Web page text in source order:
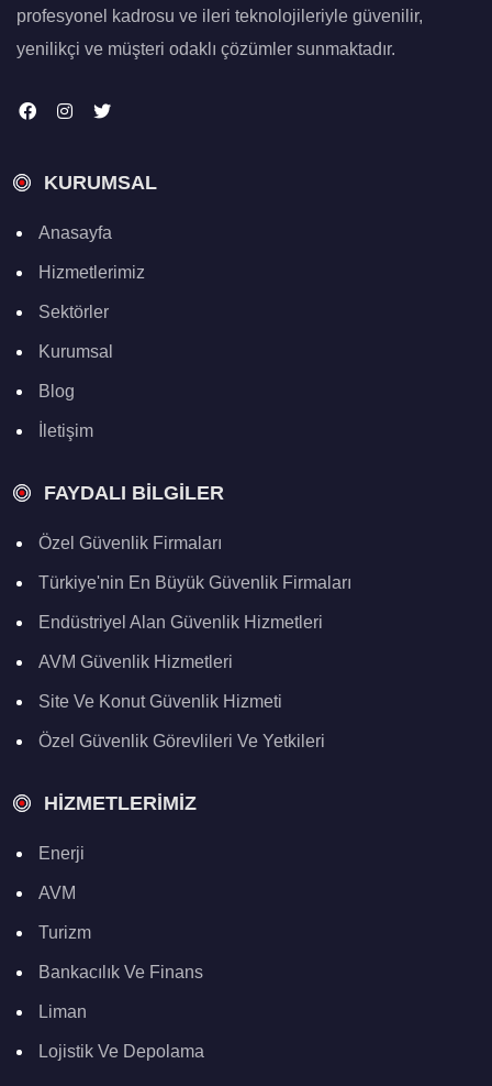
profesyonel kadrosu ve ileri teknolojileriyle güvenilir,
yenilikçi ve müşteri odaklı çözümler sunmaktadır.
KURUMSAL
Anasayfa
Hizmetlerimiz
Sektörler
Kurumsal
Blog
İletişim
FAYDALI BILGILER
Özel Güvenlik Firmaları
Türkiye'nin En Büyük Güvenlik Firmaları
Endüstriyel Alan Güvenlik Hizmetleri
AVM Güvenlik Hizmetleri
Site Ve Konut Güvenlik Hizmeti
Özel Güvenlik Görevlileri Ve Yetkileri
HIZMETLERIMIZ
Enerji
AVM
Turizm
Bankacılık Ve Finans
Liman
Lojistik Ve Depolama